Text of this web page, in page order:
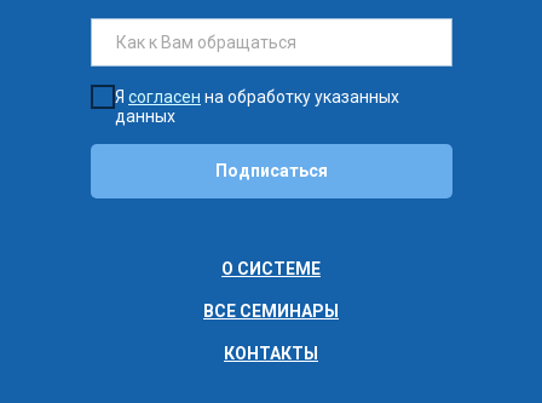
О СИСТЕМЕ
ВСЕ СЕМИНАРЫ
КОНТАКТЫ
Я согласен на обработку указанных
данных
Подписаться